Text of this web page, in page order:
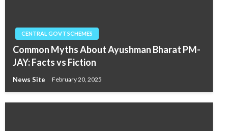
CENTRAL GOVT SCHEMES
Common Myths About Ayushman Bharat PM-
JAY: Facts vs Fiction
News Site February 20, 2025